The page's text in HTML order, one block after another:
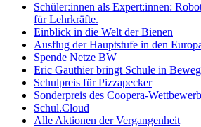
Schüler:innen als Expert:innen:
für Lehrkräfte.
Einblick in die Welt der Bienen
Ausflug der Hauptstufe in den
Spende Netze BW
Eric Gauthier bringt Schule in
Schulpreis für Pizzapecker
Sonderpreis des Coopera-
Schul.Cloud
Alle Aktionen der Vergangenheit